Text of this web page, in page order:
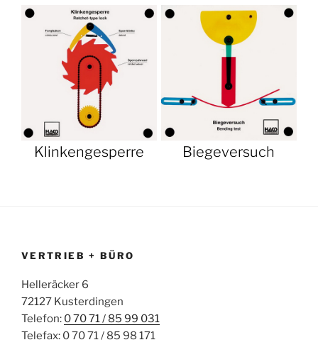
Klinkengesperre Biegeversuch
VERTRIEB + BÜRO
Helleräcker 6
72127 Kusterdingen
Telefon: 0 70 71 / 85 99 031
Telefax: 0 70 71 / 85 98 171